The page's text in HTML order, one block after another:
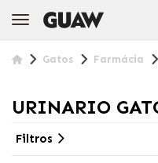
Gatos Farmácia
URINARIO
Filtros